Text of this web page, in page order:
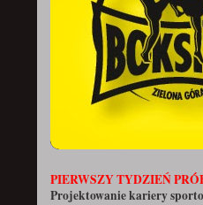
PIERWSZY TYDZIEŃ
Projektowanie kariery